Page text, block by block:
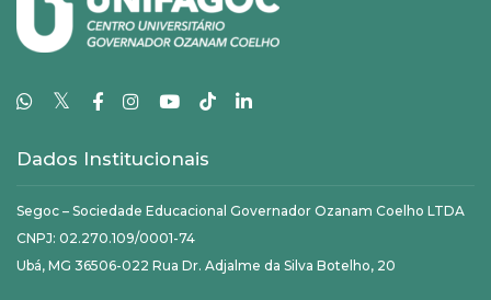
𝕏
Dados Institucionais
Segoc – Sociedade Educacional Governador Ozanam Coelho LTDA
CNPJ: 02.270.109/0001-74
Ubá, MG 36506-022 Rua Dr. Adjalme da Silva Botelho, 20